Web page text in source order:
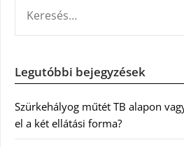
Legutóbbi bejegyzések
Szürkehályog műtét TB alapon
el a két ellátási forma?